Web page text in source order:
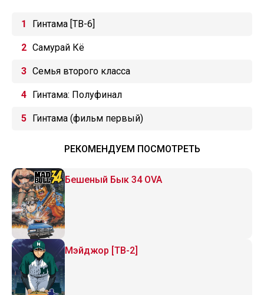
Гинтама [ТВ-6]
Самурай Кё
Семья второго класса
Гинтама: Полуфинал
Гинтама (фильм первый)
РЕКОМЕНДУЕМ ПОСМОТРЕТЬ
Бешеный Бык 34 OVA
Мэйджор [ТВ-2]